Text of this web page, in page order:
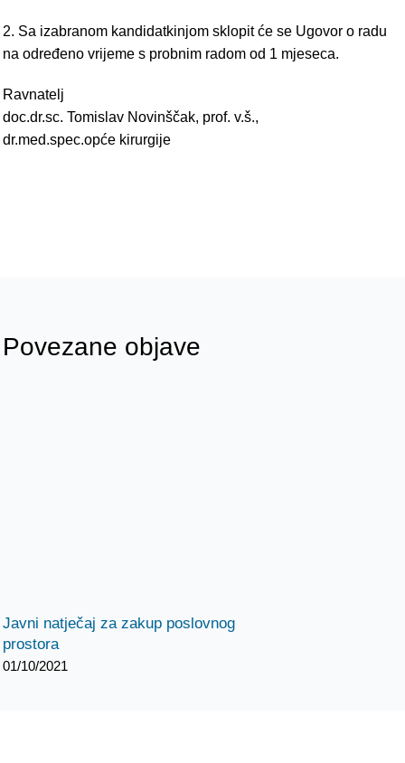
2. Sa izabranom kandidatkinjom sklopit će se Ugovor o radu
na određeno vrijeme s probnim radom od 1 mjeseca.
Ravnatelj
doc.dr.sc. Tomislav Novinščak, prof. v.š.,
dr.med.spec.opće kirurgije
Povezane objave
Javni natječaj za zakup poslovnog
prostora
01/10/2021